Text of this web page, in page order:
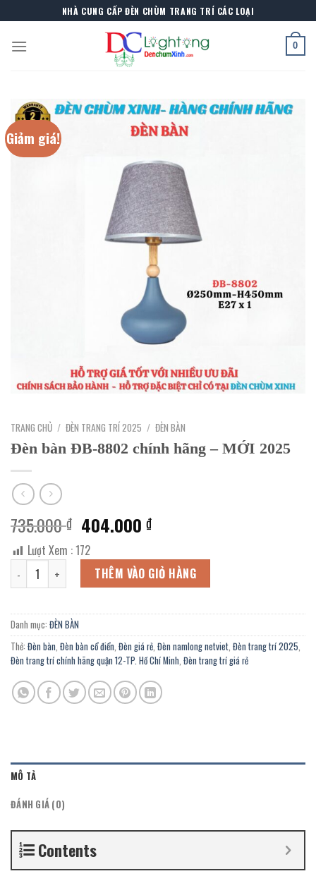
to
content
NHÀ CUNG CẤP ĐÈN CHÙM TRANG TRÍ CÁC LOẠI
0
Giảm giá!
TRANG CHỦ / ĐÈN TRANG TRÍ 2025 / ĐÈN BÀN
Đèn bàn ĐB-8802 chính hãng – MỚI 2025
735.000₫ Giá
gốc
là:
735.000 ₫.
404.000₫Giá
tại
là:
404.000 ₫.
Lượt Xem :172
Đèn bàn ĐB-8802 chính hãng - MỚI 2025 số lượng
THÊM VÀO GIỎ HÀNG
Danh mục: ĐÈN BÀN
Thẻ: Đèn bàn, Đèn bàn cổ điển, Đèn giá rẻ, Đèn namlong netviet, Đèn trang trí 2025,
Đèn trang trí chính hãng quận 12-TP. Hồ Chí Minh, Đèn trang trí giá rẻ
MÔ TẢ
ĐÁNH GIÁ (0)
Contents